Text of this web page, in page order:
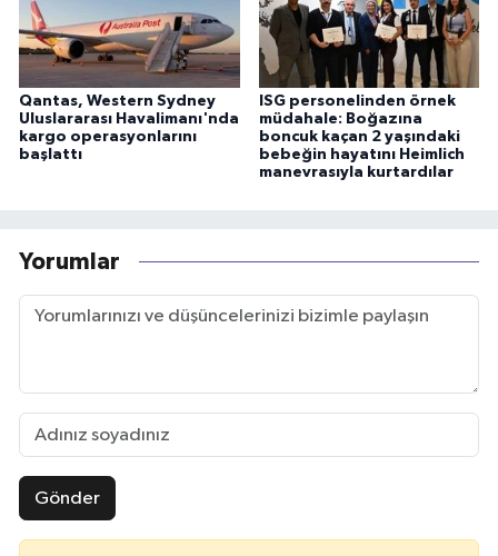
Qantas, Western Sydney
Uluslararası Havalimanı'nda
kargo operasyonlarını
başlattı
ISG personelinden örnek
müdahale: Boğazına
boncuk kaçan 2 yaşındaki
bebeğin hayatını Heimlich
manevrasıyla kurtardılar
Yorumlar
Gönder